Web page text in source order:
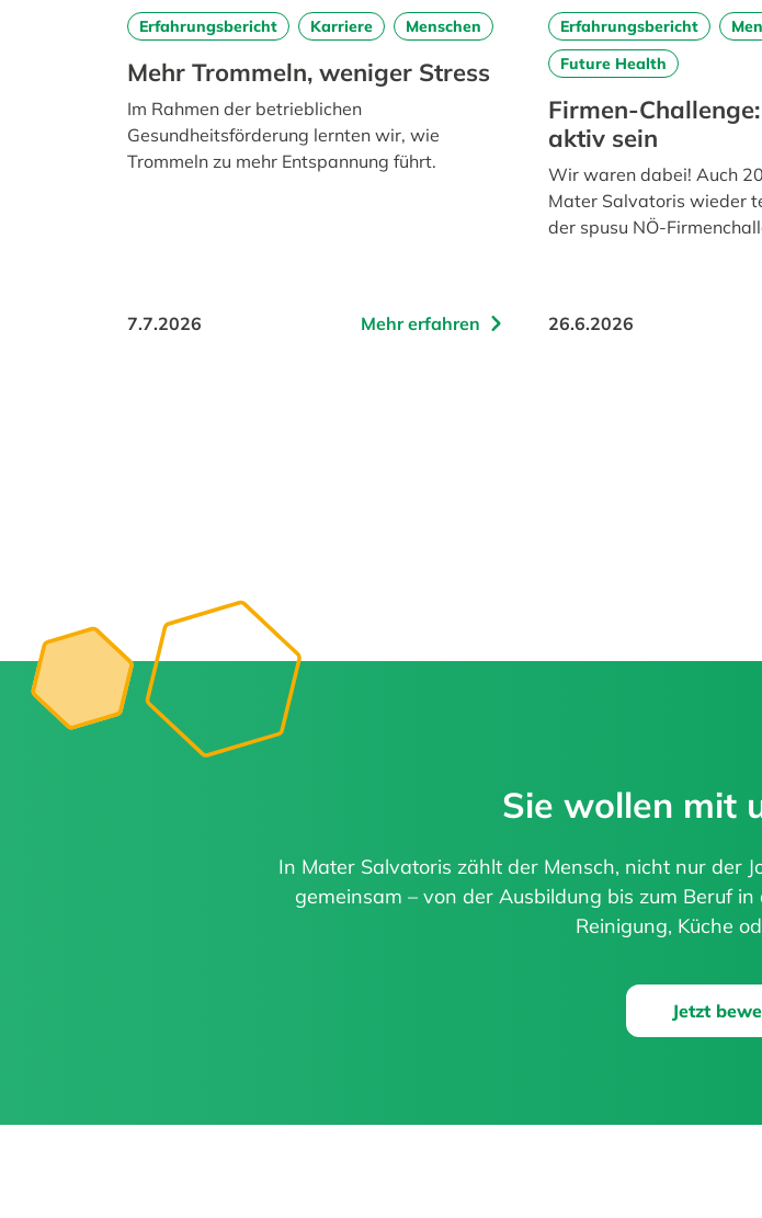
Erfahrungsbericht Karriere Menschen
Mehr Trommeln, weniger Stress
Im Rahmen der betrieblichen
Gesundheitsförderung lernten wir, wie
Trommeln zu mehr Entspannung führt.
7.7.2026 Mehr erfahren
Erfahrungsbericht
Future Health
Firmen-
aktiv sein
Wir waren dabei! Auch
Mater Salvatoris wieder
der spusu NÖ-
26.6.2026
Sie wollen mit
In Mater Salvatoris zählt der Mensch, nicht nur der
gemeinsam – von der Ausbildung bis zum Beruf
Reinigung, Küche
Jetzt